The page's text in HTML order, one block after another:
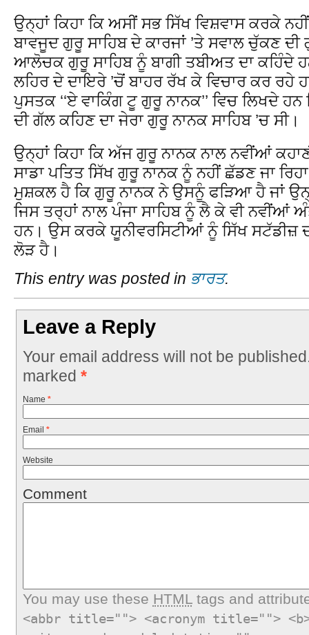
ਉਨ੍ਹਾਂ ਕਿਹਾ ਕਿ ਅਸੀਂ ਸਭ ਸਿੱਖ ਵਿਸ਼ਵਾਸ ਕਰਕੇ
ਬਾਵਜੂਦ ਗੁਰੂ ਸਾਹਿਬ ਦੇ ਕਾਰਜਾਂ ’ਤੇ ਸਵਾਲ ਚੁੱਕਣ
ਆਲੋਚਕ ਗੁਰੂ ਸਾਹਿਬ ਨੂੰ ਬਾਗੀ ਤਬੀਅਤ ਦਾ ਕਹਿੰਦੇ
ਲਹਿਰ ਦੇ ਦਾਇਰੇ ’ਚੋਂ ਬਾਹਰ ਰੱਖ ਕੇ ਵਿਚਾਰ ਕਰ ਰਹੇ
ਪੁਸਤਕ ‘‘ਏ ਵਾਕਿੰਗ ਟੂ ਗੁਰੂ ਨਾਨਕ’’ ਵਿਚ ਲਿਖਦੇ
ਦੀ ਗੱਲ ਕਹਿਣ ਦਾ ਜੇਰਾ ਗੁਰੂ ਨਾਨਕ ਸਾਹਿਬ ’ਚ ਸੀ।
ਉਨ੍ਹਾਂ ਕਿਹਾ ਕਿ ਅੱਜ ਗੁਰੂ ਨਾਨਕ ਨਾਲ ਨਵੀਂਆਂ
ਸਾਡਾ ਪਤਿਤ ਸਿੱਖ ਗੁਰੂ ਨਾਨਕ ਨੂੰ ਨਹੀਂ ਛੱਡਣ ਜਾ
ਮੁਸ਼ਕਲ ਹੈ ਕਿ ਗੁਰੂ ਨਾਨਕ ਨੇ ਉਸਨੂੰ ਫੜਿਆ ਹੈ ਜਾਂ
ਜਿਸ ਤਰ੍ਹਾਂ ਨਾਲ ਪੰਜਾ ਸਾਹਿਬ ਨੂੰ ਲੈ ਕੇ ਵੀ ਨਵੀਂਆਂ
ਹਨ। ਉਸ ਕਰਕੇ ਯੂਨੀਵਰਸਿਟੀਆਂ ਨੂੰ ਸਿੱਖ ਸਟੱਡੀਜ਼
ਲੋੜ ਹੈ।
This entry was posted in ਭਾਰਤ.
Leave a Reply
Your email address will not be
marked *
Name *
Email *
Website
Comment
You may use these HTMLtags and
<abbr title=""> <acronym title="">